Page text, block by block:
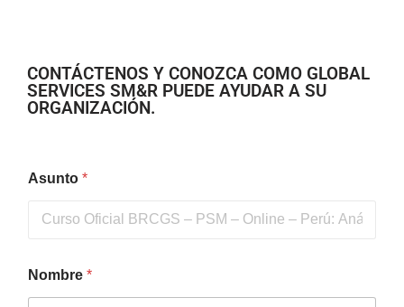
CONTÁCTENOS Y CONOZCA COMO GLOBAL
SERVICES SM&R PUEDE AYUDAR A SU
ORGANIZACIÓN.
Asunto *
Nombre *